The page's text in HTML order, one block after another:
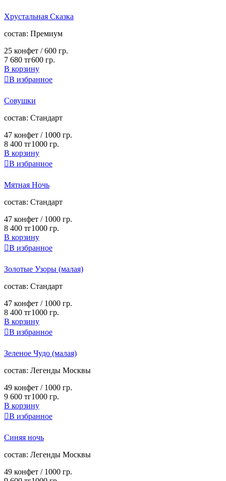
Хрустальная Сказка
cостав: Премиум
25 конфет /600 гр.
7 680 тг600 гр.
В корзину
В избранное
Совушки
cостав: Стандарт
47 конфет / 1000 гр.
8 400 тг1000 гр.
В корзину
В избранное
Мятная Ночь
cостав: Стандарт
47 конфет / 1000 гр.
8 400 тг1000 гр.
В корзину
В избранное
Золотые Узоры (малая)
cостав: Стандарт
47 конфет / 1000 гр.
8 400 тг1000 гр.
В корзину
В избранное
Зеленое Чудо (малая)
cостав: Легенды Москвы
49 конфет / 1000 гр.
9 600 тг1000 гр.
В корзину
В избранное
Синяя ночь
cостав: Легенды Москвы
49 конфет / 1000 гр.